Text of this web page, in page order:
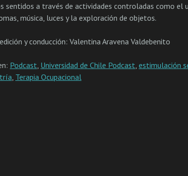
sentidos a través de actividades controladas como el
música, luces y la exploración de objetos.
y conducción: Valentina Aravena Valdebenito
Podcast, Universidad de Chile Podcast, estimulación
, Terapia Ocupacional